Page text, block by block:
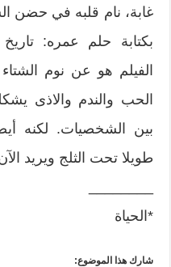
غابة، نام قلبه في حضن
بكتابة حلم عمره:
الفيلم هو عن نوم
الحب والندم والاذى
بين الشخصيات. لكنه
طويلا تحت الثلج ويريد
*الحياة
شارك هذا الموضوع: